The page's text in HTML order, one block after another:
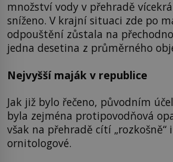
množství vody v přehradě
sníženo. V krajní situaci zde po
odpouštění zůstala na
jedna desetina z průměrného
Nejvyšší maják v republice
Jak již bylo řečeno, původním
byla zejména protipovodňová
však na přehradě cítí
ornitologové.